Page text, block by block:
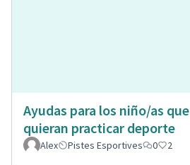
Ayudas para los niño/as que
quieran practicar deporte
Alex Pistes Esportives 0 2